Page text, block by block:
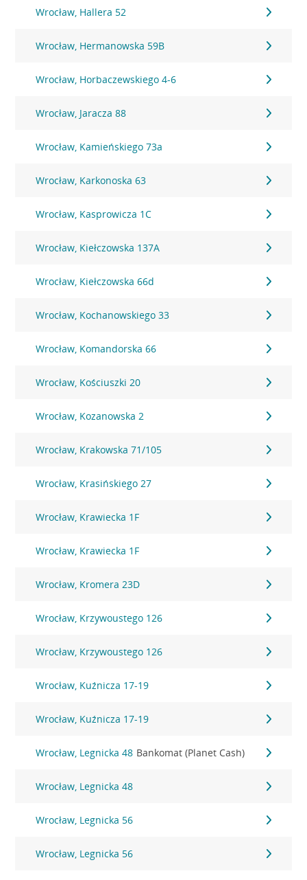
Wrocław, Hallera 52
Wrocław, Hermanowska 59B
Wrocław, Horbaczewskiego 4-6
Wrocław, Jaracza 88
Wrocław, Kamieńskiego 73a
Wrocław, Karkonoska 63
Wrocław, Kasprowicza 1C
Wrocław, Kiełczowska 137A
Wrocław, Kiełczowska 66d
Wrocław, Kochanowskiego 33
Wrocław, Komandorska 66
Wrocław, Kościuszki 20
Wrocław, Kozanowska 2
Wrocław, Krakowska 71/105
Wrocław, Krasińskiego 27
Wrocław, Krawiecka 1F
Wrocław, Krawiecka 1F
Wrocław, Kromera 23D
Wrocław, Krzywoustego 126
Wrocław, Krzywoustego 126
Wrocław, Kuźnicza 17-19
Wrocław, Kuźnicza 17-19
Wrocław, Legnicka 48 Bankomat (Planet Cash)
Wrocław, Legnicka 48
Wrocław, Legnicka 56
Wrocław, Legnicka 56